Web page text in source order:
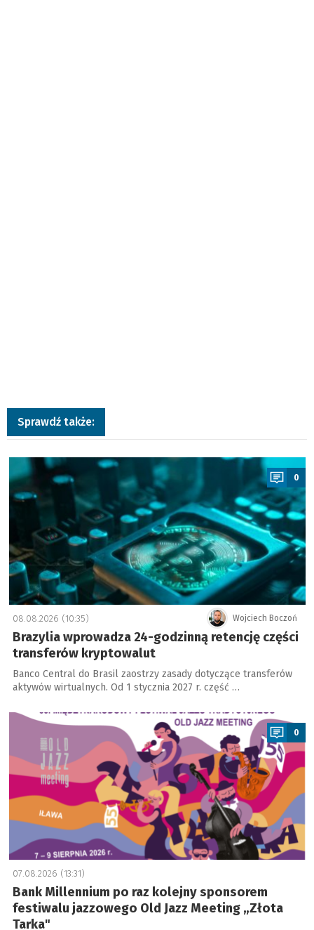
Sprawdź także:
a
0
Wojciech Boczoń
08.08.2026 (10:35)
Brazylia wprowadza 24-godzinną retencję części
transferów kryptowalut
Banco Central do Brasil zaostrzy zasady dotyczące transferów
aktywów wirtualnych. Od 1 stycznia 2027 r. część …
a
0
07.08.2026 (13:31)
Bank Millennium po raz kolejny sponsorem
festiwalu jazzowego Old Jazz Meeting „Złota
Tarka"